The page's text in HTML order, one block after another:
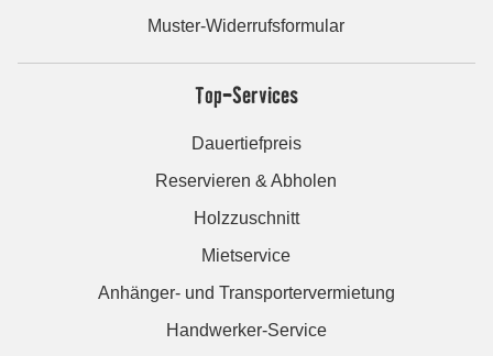
Muster-Widerrufsformular
Top-Services
Dauertiefpreis
Reservieren & Abholen
Holzzuschnitt
Mietservice
Anhänger- und Transportervermietung
Handwerker-Service